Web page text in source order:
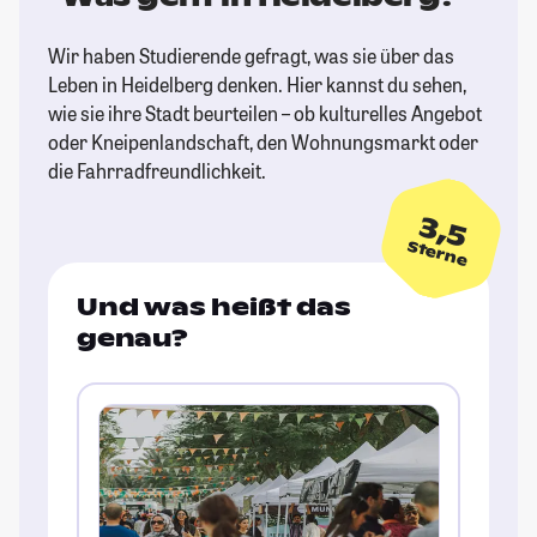
Wir haben Studierende gefragt, was sie über das
Leben in Heidelberg denken. Hier kannst du sehen,
wie sie ihre Stadt beurteilen – ob kulturelles Angebot
oder Kneipenlandschaft, den Wohnungsmarkt oder
die Fahrradfreundlichkeit.
3,5
Sterne
Und was heißt das
genau?